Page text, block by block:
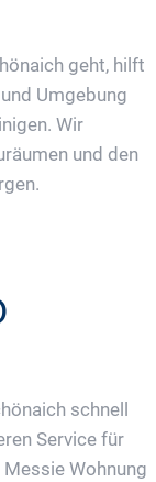
geht, hilft
Umgebung
Wir
und den
schnell
Service für
Wohnung